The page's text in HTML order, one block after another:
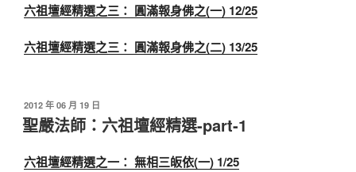
六祖壇經精選之三： 圓滿報身佛之(一) 12/25
六祖壇經精選之三： 圓滿報身佛之(二) 13/25
發
佈
於
2012 年 06 月 19 日
聖嚴法師：六祖壇經精選-part-1
六祖壇經精選之一： 無相三皈依(一) 1/25